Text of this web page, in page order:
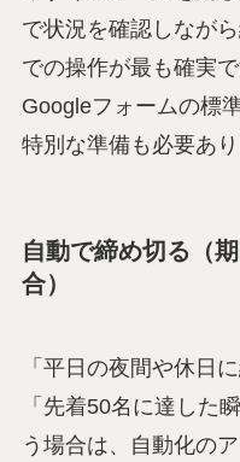
で状況を確認しなが
での操作が最も確実で
Googleフォームの標
特別な準備も必要あり
自動で締め切る（
合）
「平日の夜間や休日
「先着50名に達した
う場合は、自動化の